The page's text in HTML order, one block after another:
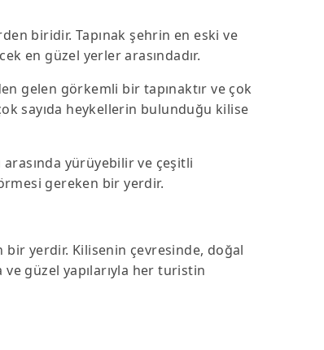
biridir. Tapınak şehrin en eski ve
en güzel yerler arasındadır.
gelen görkemli bir tapınaktır ve çok
sayıda heykellerin bulunduğu kilise
yürüyebilir ve çeşitli
gereken bir yerdir.
yerdir. Kilisenin çevresinde, doğal
güzel yapılarıyla her turistin